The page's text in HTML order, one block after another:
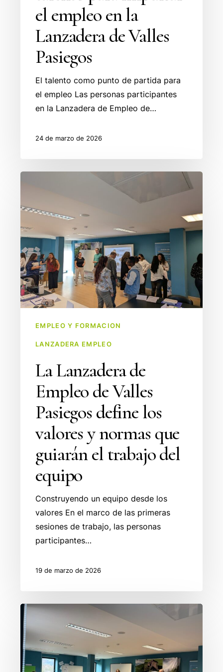
el empleo en la
Lanzadera de Valles
Pasiegos
El talento como punto de partida para
el empleo Las personas participantes
en la Lanzadera de Empleo de…
24 de marzo de 2026
de
de
Valles
Pasiegos
define
los
valores
normas
trabajo
equipo
EMPLEO Y FORMACION
LANZADERA EMPLEO
La Lanzadera de
Empleo de Valles
Pasiegos define los
valores y normas que
guiarán el trabajo del
equipo
Construyendo un equipo desde los
valores En el marco de las primeras
sesiones de trabajo, las personas
participantes…
19 de marzo de 2026
Lanzadera
de
Empleo
de
los